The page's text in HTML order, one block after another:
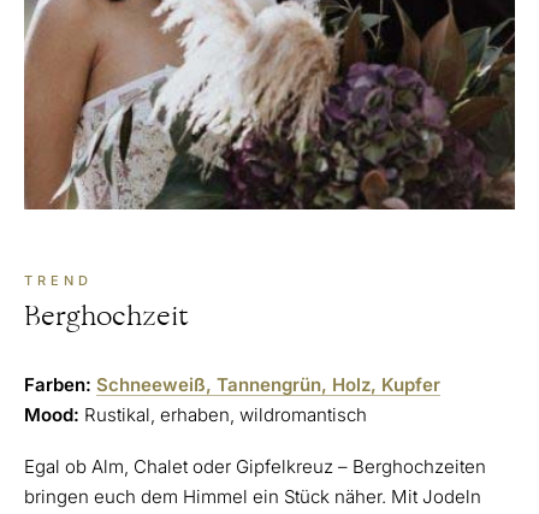
TREND
Berghochzeit
Farben: Schneeweiß, Tannengrün, Holz, Kupfer
Mood: Rustikal, erhaben, wildromantisch
Egal ob Alm, Chalet oder Gipfelkreuz – Berghochzeiten
bringen euch dem Himmel ein Stück näher. Mit Jodeln